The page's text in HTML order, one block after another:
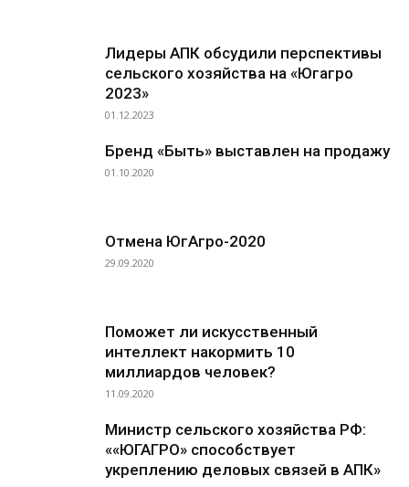
Лидеры АПК обсудили перспективы
сельского хозяйства на «Югагро
2023»
01.12.2023
Бренд «Быть» выставлен на продажу
01.10.2020
Отмена ЮгАгро-2020
29.09.2020
Поможет ли искусственный
интеллект накормить 10
миллиардов человек?
11.09.2020
Министр сельского хозяйства РФ:
««ЮГАГРО» способствует
укреплению деловых связей в АПК»